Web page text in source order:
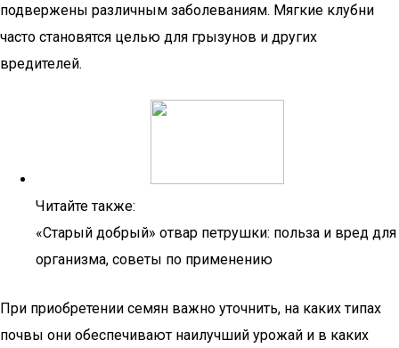
подвержены различным заболеваниям. Мягкие клубни
часто становятся целью для грызунов и других
вредителей.
Читайте также:
«Старый добрый» отвар петрушки: польза и вред для
организма, советы по применению
При приобретении семян важно уточнить, на каких типах
почвы они обеспечивают наилучший урожай и в каких